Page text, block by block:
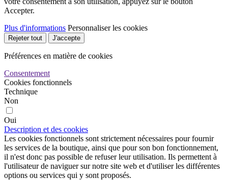
Accepter.
Plus d'informations Personnaliser les cookies
Rejeter tout J'accepte
Préférences en matière de cookies
Consentement
Cookies fonctionnels
Technique
Non
Oui
Description et des cookies
Les cookies fonctionnels sont strictement nécessaires pour fournir
les services de la boutique, ainsi que pour son bon fonctionnement,
il n'est donc pas possible de refuser leur utilisation. Ils permettent à
l'utilisateur de naviguer sur notre site web et d'utiliser les différentes
options ou services qui y sont proposés.